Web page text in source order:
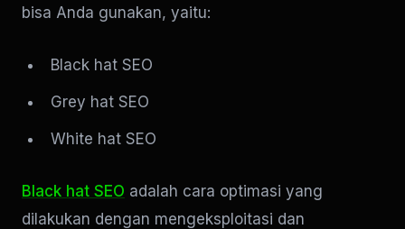
bisa Anda gunakan, yaitu:
Black hat SEO
Grey hat SEO
White hat SEO
Black hat SEO adalah cara optimasi yang
dilakukan dengan mengeksploitasi dan